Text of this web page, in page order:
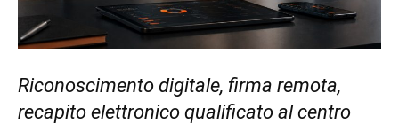
Riconoscimento digitale, firma remota,
recapito elettronico qualificato al centro